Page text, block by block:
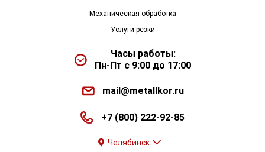
Механическая обработка
Услуги резки
Часы работы:
Пн-Пт с 9:00 до 17:00
mail@metallkor.ru
+7 (800) 222-92-85
Челябинск